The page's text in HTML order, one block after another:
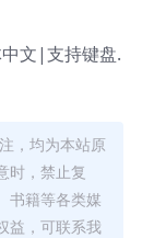
文|支持键盘.
，均为本站原
时，禁止复
书籍等各类媒
益，可联系我